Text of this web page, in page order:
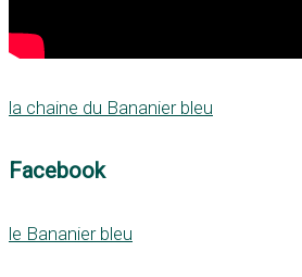
la chaine du Bananier bleu
Facebook
le Bananier bleu